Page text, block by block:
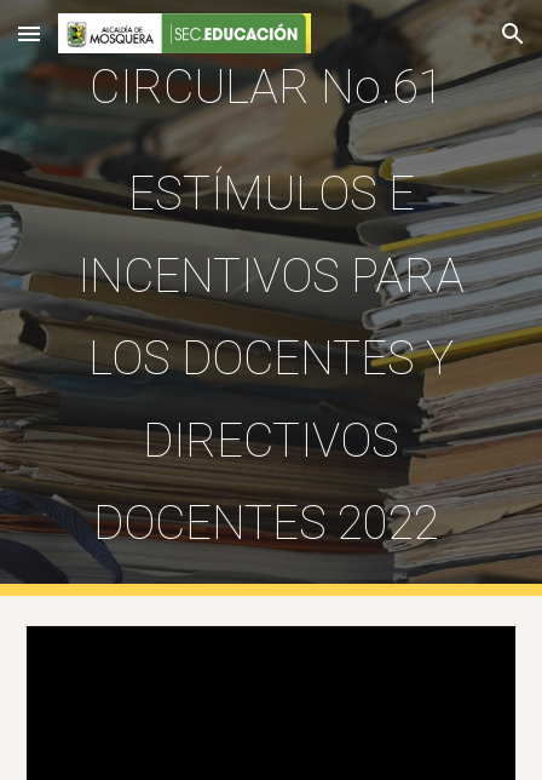
Skip to main content Skip to navigation
CIRCULAR No.61
ESTÍMULOS E
INCENTIVOS PARA
LOS DOCENTES Y
DIRECTIVOS
DOCENTES 2022